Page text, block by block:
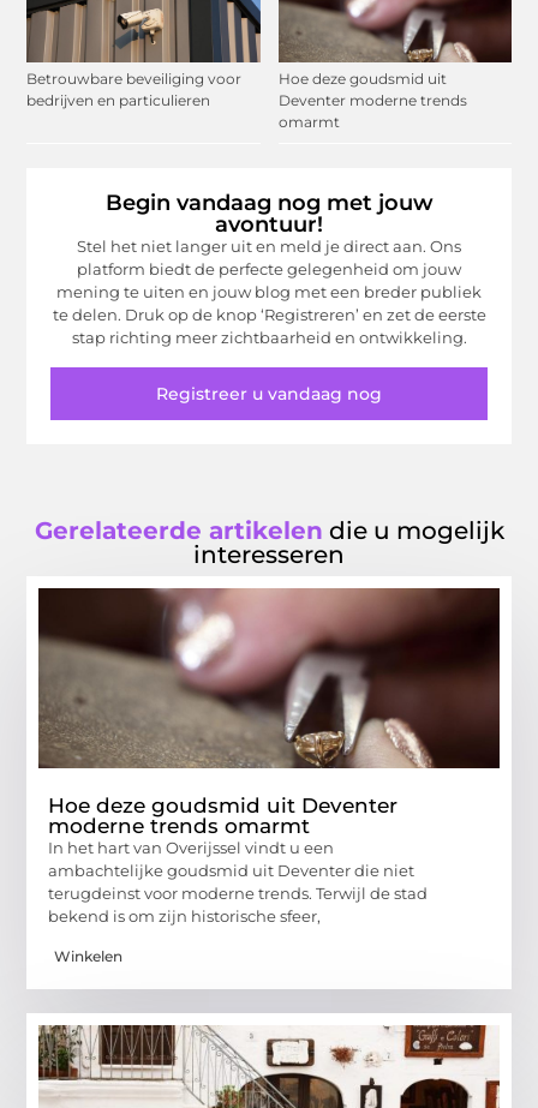
Betrouwbare beveiliging voor
bedrijven en particulieren
Hoe deze goudsmid uit
Deventer moderne trends
omarmt
Begin vandaag nog met jouw
avontuur!
Stel het niet langer uit en meld je direct aan. Ons
platform biedt de perfecte gelegenheid om jouw
mening te uiten en jouw blog met een breder publiek
te delen. Druk op de knop ‘Registreren’ en zet de eerste
stap richting meer zichtbaarheid en ontwikkeling.
Registreer u vandaag nog
Gerelateerde artikelen die u mogelijk
interesseren
Hoe deze goudsmid uit Deventer
moderne trends omarmt
In het hart van Overijssel vindt u een
ambachtelijke goudsmid uit Deventer die niet
terugdeinst voor moderne trends. Terwijl de stad
bekend is om zijn historische sfeer,
Winkelen